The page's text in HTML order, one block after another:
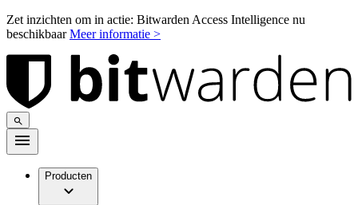
Zet inzichten om in actie: Bitwarden Access Intelligence nu
beschikbaarMeer informatie >
Producten